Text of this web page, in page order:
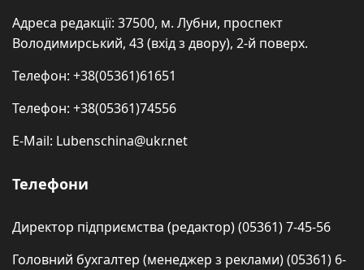
Адреса редакції: 37500, м. Лубни, проспект
Володимирський, 43 (вхід з двору), 2-й поверх.
Телефон: +38(05361)61651
Телефон: +38(05361)74556
E-Mail: Lubenschina@ukr.net
Телефони
Директор підприємства (редактор) (05361) 7-45-56
Головний бухгалтер (менеджер з реклами) (05361) 6-